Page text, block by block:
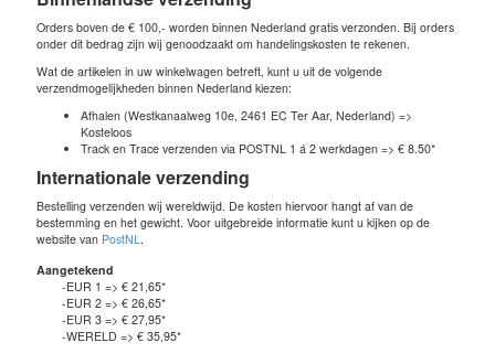
Orders boven de € 100,- worden binnen Nederland gratis verzonden. Bij orders
onder dit bedrag zijn wij genoodzaakt om handelingskosten te rekenen.
Wat de artikelen in uw winkelwagen betreft, kunt u uit de volgende
verzendmogelijkheden binnen Nederland kiezen:
Afhalen (Westkanaalweg 10e, 2461 EC Ter Aar, Nederland) =>
Kosteloos
Track en Trace verzenden via POSTNL 1 á 2 werkdagen => € 8.50*
Internationale verzending
Bestelling verzenden wij wereldwijd. De kosten hiervoor hangt af van de
bestemming en het gewicht. Voor uitgebreide informatie kunt u kijken op de
website van PostNL
Aangetekend
-EUR 1 => € 21,65*
-EUR 2 => € 26,65*
-EUR 3 => € 27,95*
-WERELD => € 35,95*